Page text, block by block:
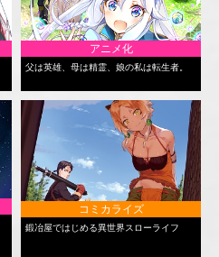
アニメ化
父は英雄、母は精霊、娘の私は転生者。
コミカライズ
鍛冶屋ではじめる異世界スローライフ